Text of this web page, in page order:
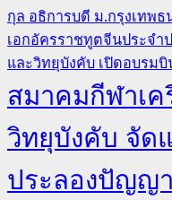
กุล อธิการบดี ม.กรุงเทพ
เอกอัครราชทูตจีนประจำ
และวิทยุบังคับ เปิดอบรม
สมาคมกีฬาเ
วิทยุบังคับ จั
ประลองปัญญ